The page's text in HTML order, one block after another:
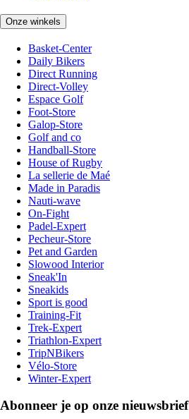
Onze winkels
Basket-Center
Daily Bikers
Direct Running
Direct-Volley
Espace Golf
Foot-Store
Galop-Store
Golf and co
Handball-Store
House of Rugby
La sellerie de Maé
Made in Paradis
Nauti-wave
On-Fight
Padel-Expert
Pecheur-Store
Pet and Garden
Slowood Interior
Sneak'In
Sneakids
Sport is good
Training-Fit
Trek-Expert
Triathlon-Expert
TripNBikers
Vélo-Store
Winter-Expert
Abonneer je op onze nieuwsbrief